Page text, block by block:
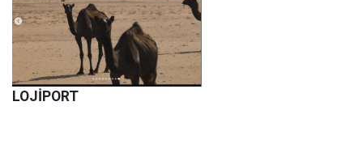
LOJİPORT